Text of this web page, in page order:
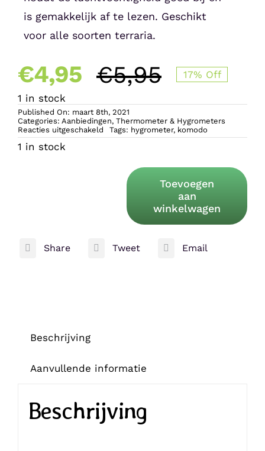
is gemakkelijk af te lezen. Geschikt
voor alle soorten terraria.
€5,95
prijs
was:
€5,95.
€4,95
Huidige
prijs
is:
€4,95.
17% Off
1 in stock
Published On: maart 8th, 2021
Categories: Aanbiedingen, Thermometer & Hygrometers
Reacties uitgeschakeldvoor
Komodo
Tags: hygrometer, komodo
1 in stock
aantal
Toevoegen
aan
winkelwagen
Share Tweet Email
Beschrijving
Aanvullende informatie
Beschrijving